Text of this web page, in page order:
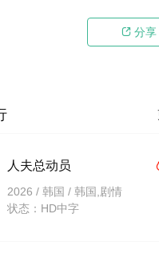
 分享
人夫总动员
2026 / 韩国 / 韩国,剧情
状态：HD中字